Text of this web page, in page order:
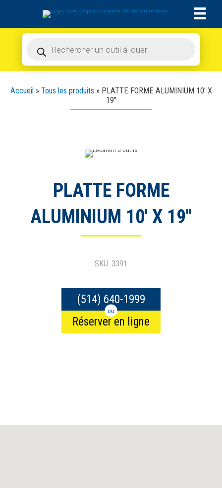
contenu
produits
Accueil» Tous les produits » PLATTE FORME ALUMINIUM 10′ X
19″
PLATTE FORME
ALUMINIUM 10′ X 19″
SKU: 3391
(514) 640-1999
ou
Réserver en ligne